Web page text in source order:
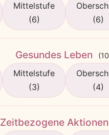
Mittelstufe
(6)
(6)
Gesundes Leben
Mittelstufe
(3)
(4)
Zeitbezogene Aktionen